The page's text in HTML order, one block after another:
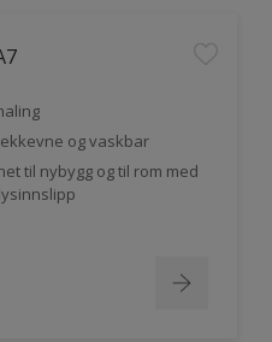
og vaskbar
til nybygg og til rom med